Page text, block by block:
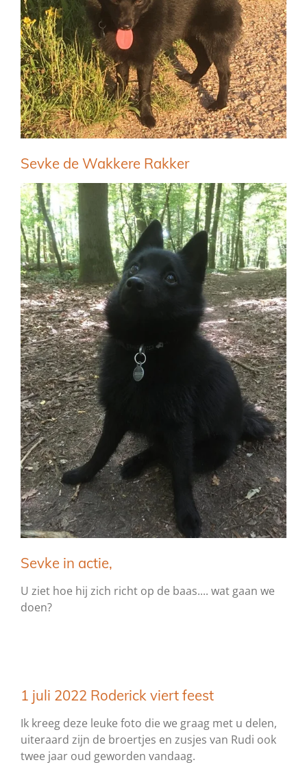
Sevke de Wakkere Rakker
Sevke in actie,
U ziet hoe hij zich richt op de baas.... wat gaan we
doen?
1 juli 2022 Roderick viert feest
Ik kreeg deze leuke foto die we graag met u delen,
uiteraard zijn de broertjes en zusjes van Rudi ook
twee jaar oud geworden vandaag.